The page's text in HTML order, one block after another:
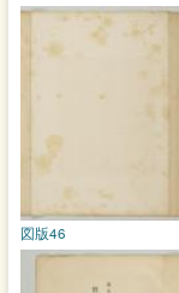
図版46